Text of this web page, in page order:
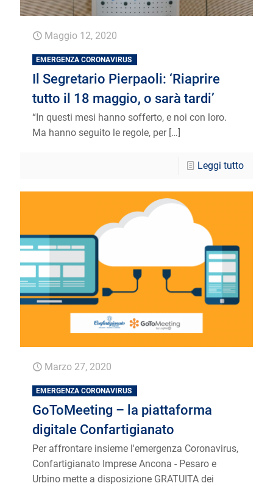
Maggio 12, 2020
EMERGENZA CORONAVIRUS
Il Segretario Pierpaoli: ‘Riaprire
tutto il 18 maggio, o sarà tardi’
“In questi mesi hanno sofferto, e noi con loro.
Ma hanno seguito le regole, per[…]
Leggi tutto
Marzo 27, 2020
EMERGENZA CORONAVIRUS
GoToMeeting – la piattaforma
digitale Confartigianato
Per affrontare insieme l'emergenza Coronavirus,
Confartigianato Imprese Ancona - Pesaro e
Urbino mette a disposizione GRATUITA dei